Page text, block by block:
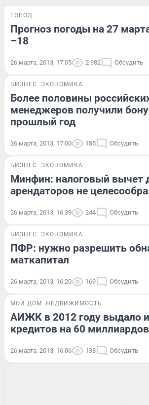
ГОРОД
Прогноз погоды на 27
–18
26 марта, 2013, 17:05 2 982 Обсудить
БИЗНЕС ЭКОНОМИКА
Более половины
менеджеров получили
прошлый год
26 марта, 2013, 17:00 185 Обсудить
БИЗНЕС ЭКОНОМИКА
Минфин: налоговый вычет
арендаторов не
26 марта, 2013, 16:39 244 Обсудить
БИЗНЕС ЭКОНОМИКА
ПФР: нужно разрешить
маткапитал
26 марта, 2013, 16:20 169 Обсудить
МОЙ ДОМ НЕДВИЖИМОСТЬ
АИЖК в 2012 году выдало
кредитов на 60
26 марта, 2013, 16:06 138 Обсудить